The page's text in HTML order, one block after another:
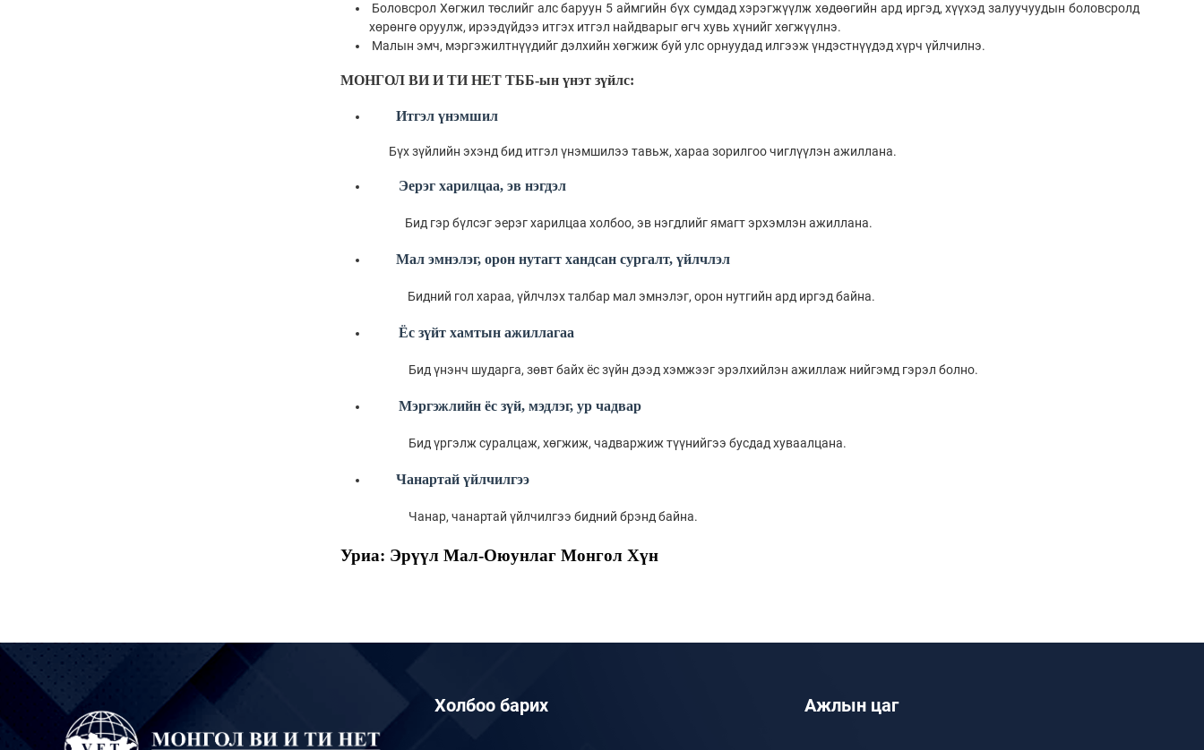
Боловсрол Хөгжил төслийг алс баруун 5 аймгийн бүх сумдад хэрэгжүүлж хөдөөгийн ард иргэд, хүүхэд залуучуудын боловсролд
хөрөнгө оруулж, ирээдүйдээ итгэх итгэл найдварыг өгч хувь хүнийг хөгжүүлнэ.
Малын эмч, мэргэжилтнүүдийг дэлхийн хөгжиж буй улс орнуудад илгээж үндэстнүүдэд хүрч үйлчилнэ.
МОНГОЛ ВИ И ТИ НЕТ ТББ-ын үнэт зүйлс:
Итгэл үнэмшил
Бүх зүйлийн эхэнд бид итгэл үнэмшилээ тавьж, хараа зорилгоо чиглүүлэн ажиллана.
Эерэг харилцаа, эв нэгдэл
Бид гэр бүлсэг эерэг харилцаа холбоо, эв нэгдлийг ямагт эрхэмлэн ажиллана.
Мал эмнэлэг, орон нутагт хандсан сургалт, үйлчлэл
Бидний гол хараа, үйлчлэх талбар мал эмнэлэг, орон нутгийн ард иргэд байна.
Ёс зүйт хамтын ажиллагаа
Бид үнэнч шударга, зөвт байх ёс зүйн дээд хэмжээг эрэлхийлэн ажиллаж нийгэмд гэрэл болно.
Мэргэжлийн ёс зүй, мэдлэг, ур чадвар
Бид үргэлж суралцаж, хөгжиж, чадваржиж түүнийгээ бусдад хуваалцана.
Чанартай үйлчилгээ
Чанар, чанартай үйлчилгээ бидний брэнд байна.
Уриа: Эрүүл Мал-Оюунлаг Монгол Хүн
Холбоо барих Ажлын цаг